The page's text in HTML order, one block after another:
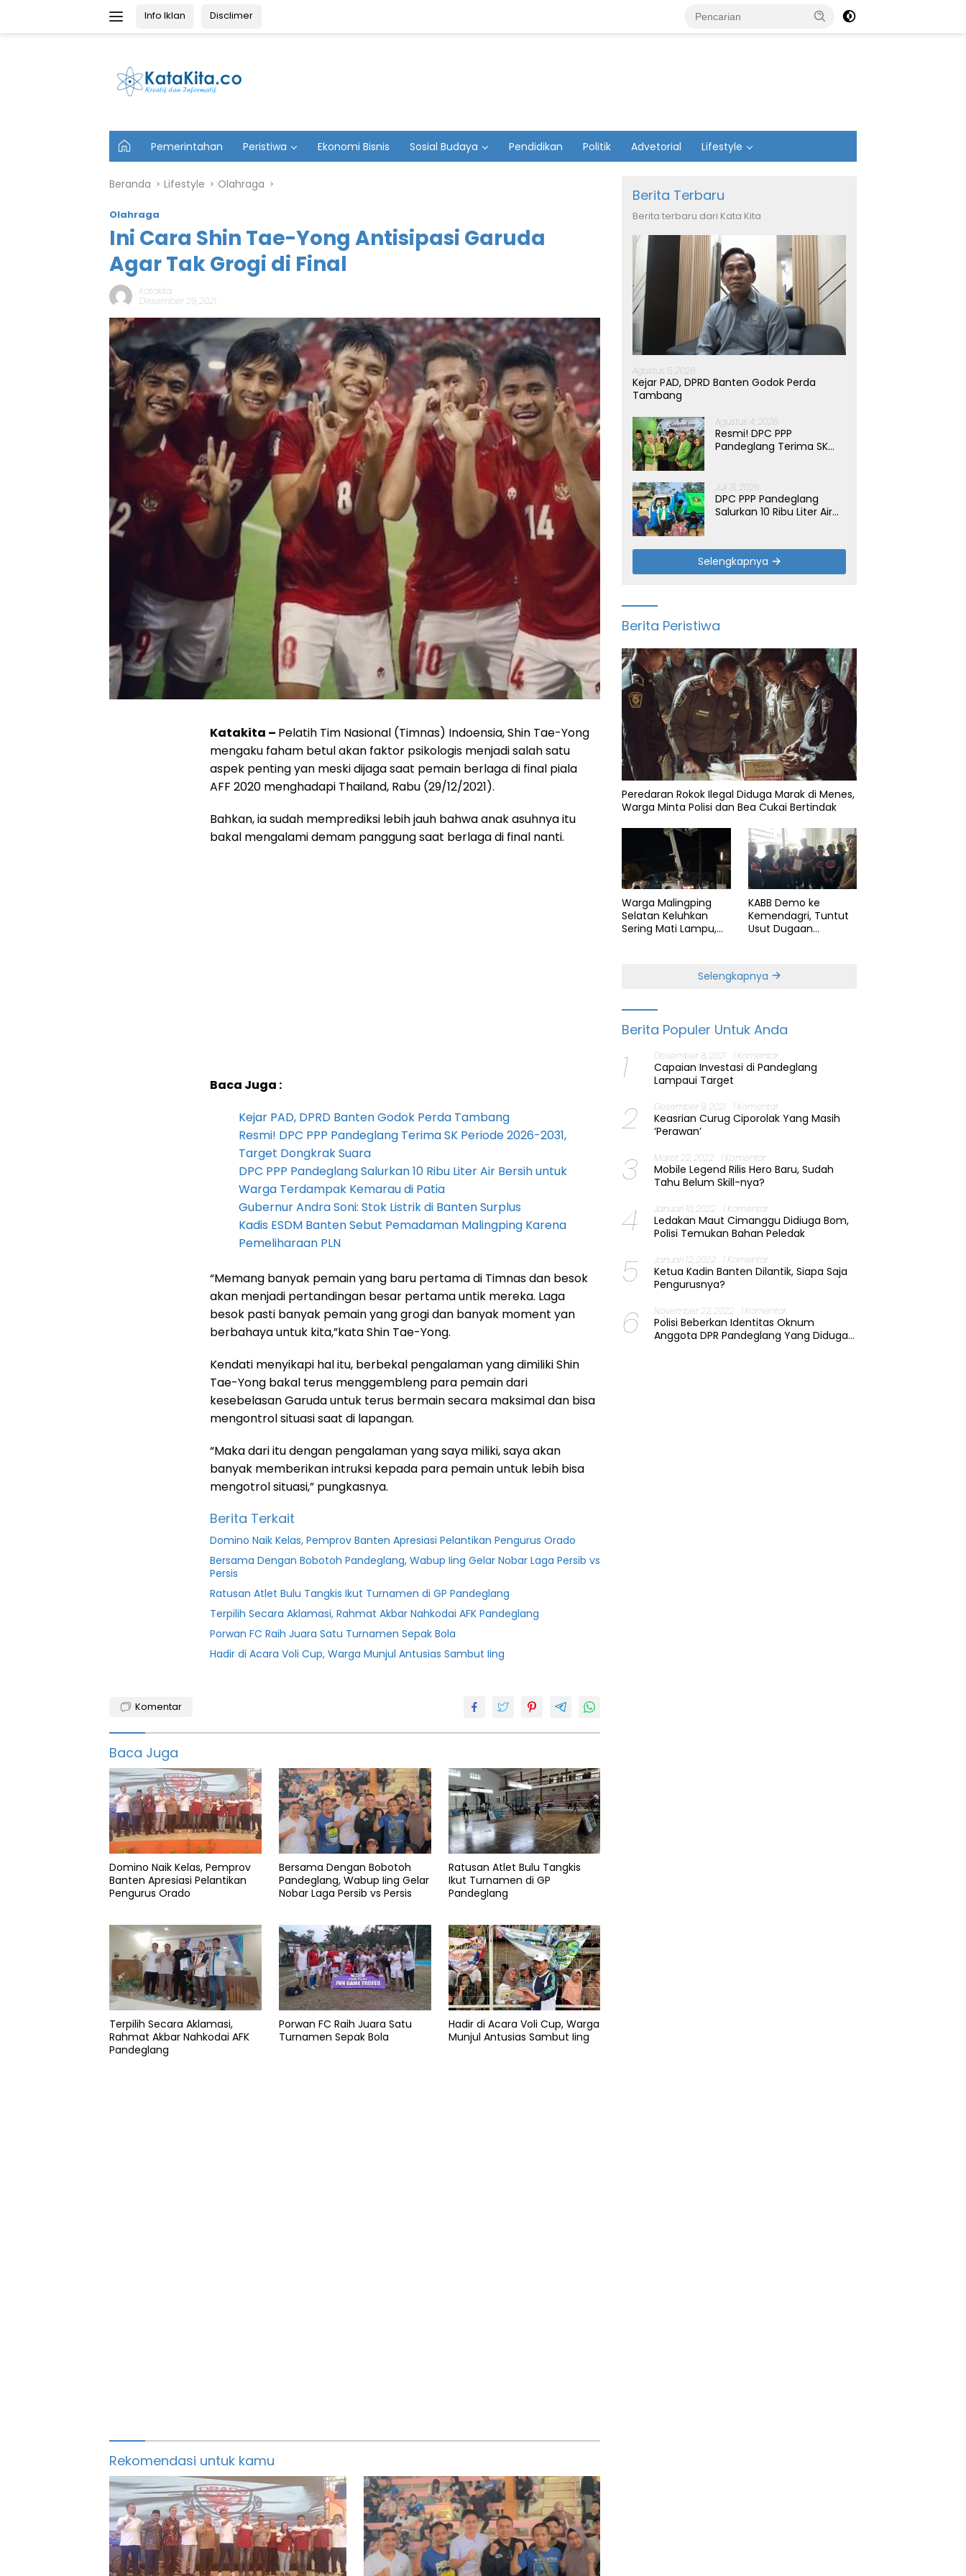
Info Iklan Disclimer
U
t
m
Pemerintahan Peristiwa Ekonomi Bisnis Sosial Budaya Pendidikan Politik Advetorial Lifestyle
Beranda Lifestyle Olahraga
Olahraga
Ini Cara Shin Tae-Yong Antisipasi Garuda
Agar Tak Grogi di Final
Katakita
Desember 29, 2021
Katakita – Pelatih Tim Nasional (Timnas) Indoensia, Shin Tae-Yong
mengaku faham betul akan faktor psikologis menjadi salah satu
aspek penting yan meski dijaga saat pemain berlaga di final piala
AFF 2020 menghadapi Thailand, Rabu (29/12/2021).
Bahkan, ia sudah memprediksi lebih jauh bahwa anak asuhnya itu
bakal mengalami demam panggung saat berlaga di final nanti.
Baca Juga :
Kejar PAD, DPRD Banten Godok Perda Tambang
Resmi! DPC PPP Pandeglang Terima SK Periode 2026-2031,
Target Dongkrak Suara
DPC PPP Pandeglang Salurkan 10 Ribu Liter Air Bersih untuk
Warga Terdampak Kemarau di Patia
Gubernur Andra Soni: Stok Listrik di Banten Surplus
Kadis ESDM Banten Sebut Pemadaman Malingping Karena
Pemeliharaan PLN
“Memang banyak pemain yang baru pertama di Timnas dan besok
akan menjadi pertandingan besar pertama untik mereka. Laga
besok pasti banyak pemain yang grogi dan banyak moment yan
berbahaya untuk kita,”kata Shin Tae-Yong.
Kendati menyikapi hal itu, berbekal pengalaman yang dimiliki Shin
Tae-Yong bakal terus menggembleng para pemain dari
kesebelasan Garuda untuk terus bermain secara maksimal dan bisa
mengontrol situasi saat di lapangan.
“Maka dari itu dengan pengalaman yang saya miliki, saya akan
banyak memberikan intruksi kepada para pemain untuk lebih bisa
mengotrol situasi,” pungkasnya.
Berita Terkait
Domino Naik Kelas, Pemprov Banten Apresiasi Pelantikan Pengurus Orado
Bersama Dengan Bobotoh Pandeglang, Wabup Iing Gelar Nobar Laga Persib vs
Persis
Ratusan Atlet Bulu Tangkis Ikut Turnamen di GP Pandeglang
Terpilih Secara Aklamasi, Rahmat Akbar Nahkodai AFK Pandeglang
Porwan FC Raih Juara Satu Turnamen Sepak Bola
Hadir di Acara Voli Cup, Warga Munjul Antusias Sambut Iing
Berita
Bola
featured
Final
Garuda
Lapangan
Pelatih
Shin
Tae-
yong
Thailand
Komentar
Baca Juga
Domino Naik Kelas, Pemprov
Banten Apresiasi Pelantikan
Pengurus Orado
Bersama Dengan Bobotoh
Pandeglang, Wabup Iing Gelar
Nobar Laga Persib vs Persis
Ratusan Atlet Bulu Tangkis
Ikut Turnamen di GP
Pandeglang
Terpilih Secara Aklamasi,
Rahmat Akbar Nahkodai AFK
Pandeglang
Porwan FC Raih Juara Satu
Turnamen Sepak Bola
Hadir di Acara Voli Cup, Warga
Munjul Antusias Sambut Iing
Rekomendasi untuk kamu
Berita Terbaru
Berita terbaru dari Kata Kita
Agustus 5, 2026
Kejar PAD, DPRD Banten Godok Perda
Tambang
Agustus 4, 2026
Resmi! DPC PPP
Pandeglang Terima SK
Juli 31, 2026
DPC PPP Pandeglang
Salurkan 10 Ribu Liter Air
Patia
Selengkapnya
Berita Peristiwa
Peredaran Rokok Ilegal Diduga Marak di Menes,
Warga Minta Polisi dan Bea Cukai Bertindak
Warga Malingping
Selatan Keluhkan
Sering Mati Lampu,
KABB Demo ke
Kemendagri, Tuntut
Usut Dugaan
Selengkapnya
Berita Populer Untuk Anda
1 Desember 8, 2021 1 Komentar
Capaian Investasi di Pandeglang
Lampaui Target
2 Desember 9, 2021 1 Komentar
Keasrian Curug Ciporolak Yang Masih
‘Perawan’
3 Maret 22, 2022 1 Komentar
Mobile Legend Rilis Hero Baru, Sudah
Tahu Belum Skill-nya?
4 Januari 10, 2022 1 Komentar
Ledakan Maut Cimanggu Didiuga Bom,
Polisi Temukan Bahan Peledak
5 Januari 12, 2022 1 Komentar
Ketua Kadin Banten Dilantik, Siapa Saja
Pengurusnya?
6 November 22, 2022 1 Komentar
Polisi Beberkan Identitas Oknum
Anggota DPR Pandeglang Yang Diduga